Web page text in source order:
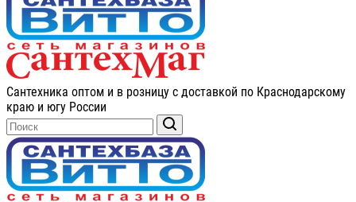
Сантехника оптом и в розницу с доставкой по Краснодарскому
краю и югу России